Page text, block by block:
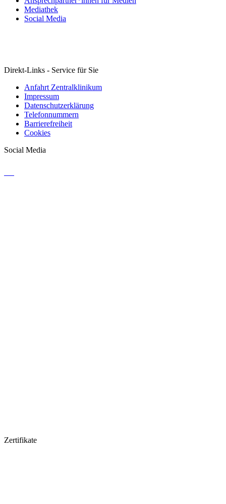
Mediathek
Social Media
Direkt-Links - Service für Sie
Anfahrt Zentralklinikum
Impressum
Datenschutzerklärung
Telefonnummern
Barrierefreiheit
Cookies
Social Media
Zertifikate